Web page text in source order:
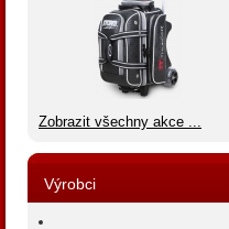
Zobrazit všechny akce ...
Výrobci